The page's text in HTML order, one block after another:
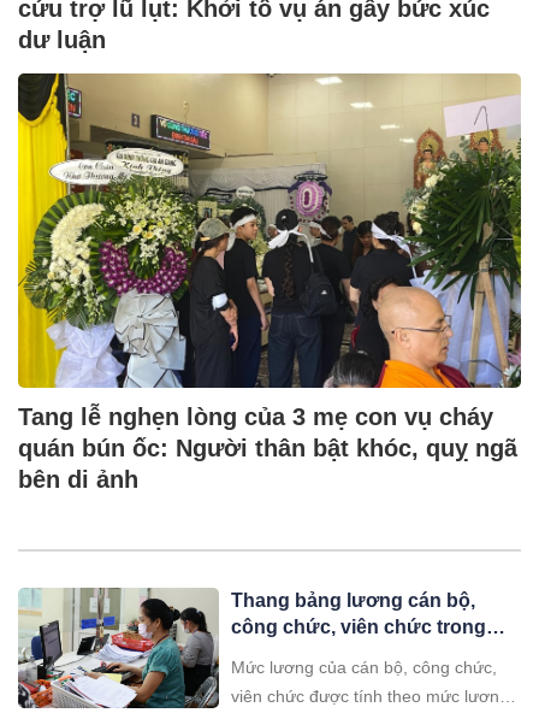
cứu trợ lũ lụt: Khởi tố vụ án gây bức xúc
dư luận
Tang lễ nghẹn lòng của 3 mẹ con vụ cháy
quán bún ốc: Người thân bật khóc, quỵ ngã
bên di ảnh
Thang bảng lương cán bộ,
công chức, viên chức trong
Mức lương của cán bộ, công chức,
viên chức được tính theo mức lương